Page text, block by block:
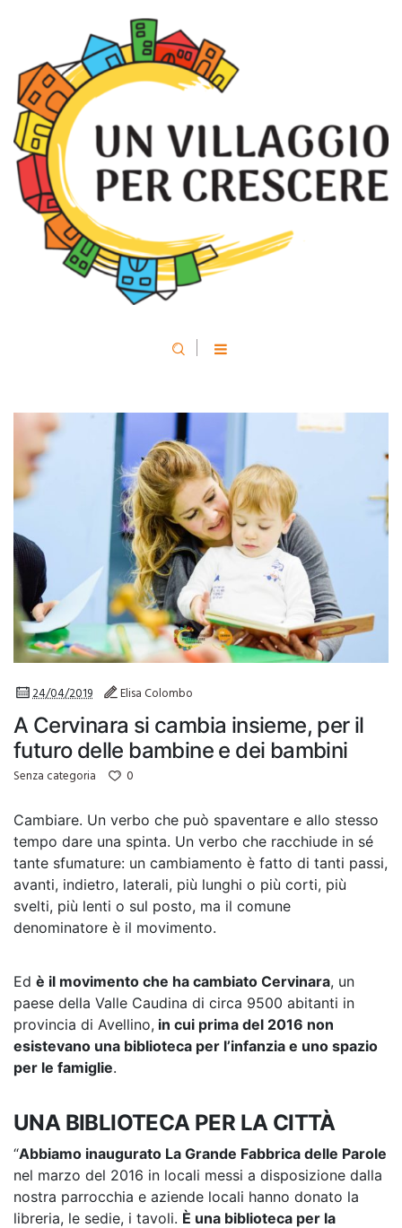
24/04/2019 Elisa Colombo
A Cervinara si cambia insieme, per il
futuro delle bambine e dei bambini
Senza categoria 0
Cambiare. Un verbo che può spaventare e allo stesso
tempo dare una spinta. Un verbo che racchiude in sé
tante sfumature: un cambiamento è fatto di tanti passi,
avanti, indietro, laterali, più lunghi o più corti, più
svelti, più lenti o sul posto, ma il comune
denominatore è il movimento.
Ed è il movimento che ha cambiato Cervinara, un
paese della Valle Caudina di circa 9500 abitanti in
provincia di Avellino, in cui prima del 2016 non
esistevano una biblioteca per l’infanzia e uno spazio
per le famiglie.
UNA BIBLIOTECA PER LA CITTÀ
“Abbiamo inaugurato La Grande Fabbrica delle Parole
nel marzo del 2016 in locali messi a disposizione dalla
nostra parrocchia e aziende locali hanno donato la
libreria, le sedie, i tavoli. È una biblioteca per la